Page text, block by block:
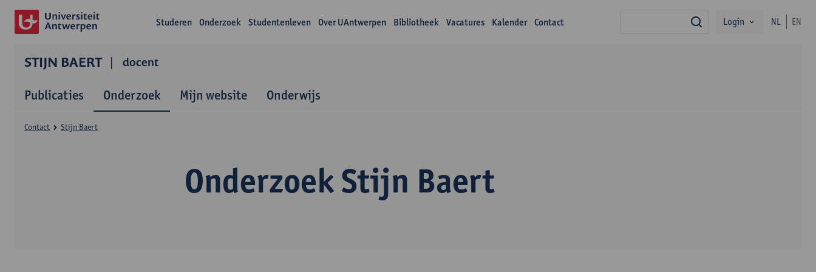
Studeren Onderzoek Studentenleven Over UAntwerpen Bibliotheek Vacatures Kalender Contact zoekLogin NL EN
STIJN BAERT docent
Publicaties Onderzoek Mijn website Onderwijs
Onderzoek Stijn Baert
Contact Stijn Baert